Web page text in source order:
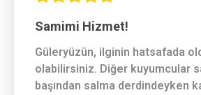
Samimi Hizmet!
Güleryüzün, ilginin hatsafada
olabilirsiniz. Diğer kuyumcular
başından salma derdindeyken